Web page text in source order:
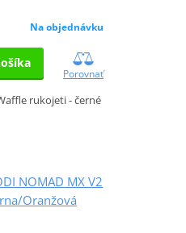
Na objednávku
Porovnať
rukojeti - černé
NOMAD MX V2
Oranžová